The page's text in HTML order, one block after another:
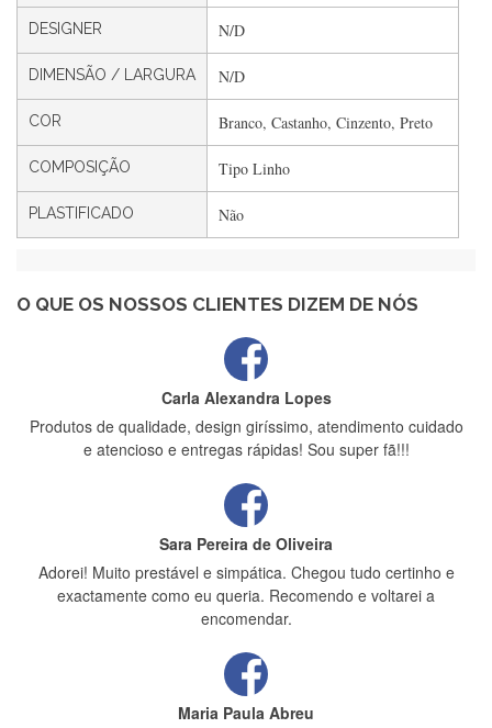
DESIGNER N/D
DIMENSÃO / LARGURA N/D
COR Branco, Castanho, Cinzento, Preto
COMPOSIÇÃO Tipo Linho
PLASTIFICADO Não
O QUE OS NOSSOS CLIENTES DIZEM DE NÓS
Filipa Freire
Rápido, atendimento 5*. Hoje chegará a segunda encomenda
feita de muitas certamente❤️
estrelas
Carla Alexandra Lopes
Produtos de qualidade, design giríssimo, atendimento cuidado
e atencioso e entregas rápidas! Sou super fã!!!
Sara Pereira de Oliveira
Adorei! Muito prestável e simpática. Chegou tudo certinho e
exactamente como eu queria. Recomendo e voltarei a
encomendar.
Maria Paula Abreu